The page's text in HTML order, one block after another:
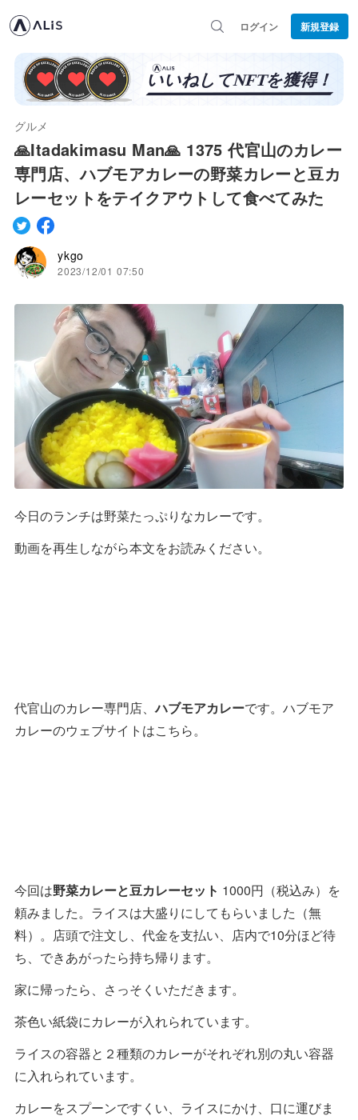
ログイン 新規登録
グルメ
🙏Itadakimasu Man🙏 1375 代官山のカレー
専門店、ハブモアカレーの野菜カレーと豆カ
レーセットをテイクアウトして食べてみた
ykgo
2023/12/01 07:50
今日のランチは野菜たっぷりなカレーです。
動画を再生しながら本文をお読みください。
代官山のカレー専門店、ハブモアカレーです。ハブモア
カレーのウェブサイトはこちら。
今回は野菜カレーと豆カレーセット 1000円（税込み）を
頼みました。ライスは大盛りにしてもらいました（無
料）。店頭で注文し、代金を支払い、店内で10分ほど待
ち、できあがったら持ち帰ります。
家に帰ったら、さっそくいただきます。
茶色い紙袋にカレーが入れられています。
ライスの容器と２種類のカレーがそれぞれ別の丸い容器
に入れられています。
カレーをスプーンですくい、ライスにかけ、口に運びま